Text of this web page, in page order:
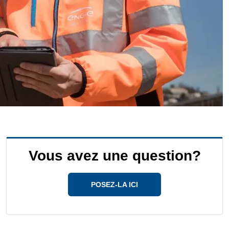
Vous avez une question?
POSEZ-LA ICI